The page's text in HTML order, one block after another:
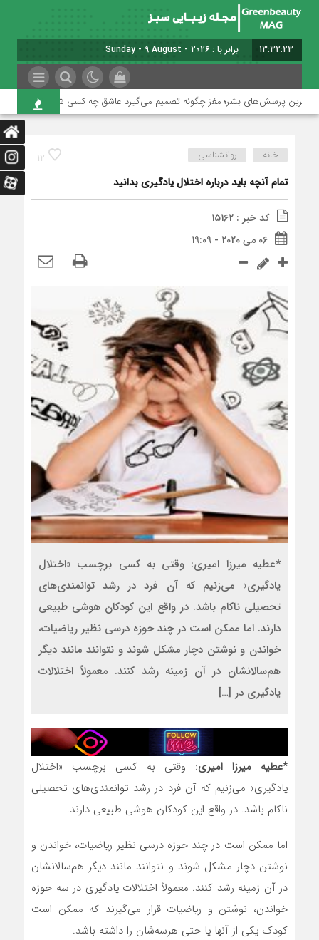
13:32:24 امروز : یکشنبه, ۱۸ مرداد , ۱۴۰۵
پرسش‌های بشر؛ مغز چگونه تصمیم می‌گیرد عاشق چه کسی شویم؟ پژوهش:
12 خانه روانشناسی
تمام آنچه باید درباره اختلال یادگیری بدانید
کد خبر : 15162
06 می 2020 - 19:09
*عطیه میرزا امیری: وقتی به کسی برچسب «اختلال
یادگیری» می‌زنیم که آن فرد در رشد توانمندی‌های
تحصیلی ناکام باشد. در واقع این کودکان هوشی طبیعی
دارند. اما ممکن است در چند حوزه درسی نظیر ریاضیات،
خواندن و نوشتن دچار مشکل شوند و نتوانند مانند دیگر
هم‌سالانشان در آن زمینه رشد کنند‎.‎ معمولاً اختلالات
یادگیری در […]
*عطیه میرزا امیری: وقتی به کسی برچسب «اختلال
یادگیری» می‌زنیم که آن فرد در رشد توانمندی‌های تحصیلی
ناکام باشد. در واقع این کودکان هوشی طبیعی دارند.
اما ممکن است در چند حوزه درسی نظیر ریاضیات، خواندن و
نوشتن دچار مشکل شوند و نتوانند مانند دیگر هم‌سالانشان
در آن زمینه رشد کنند‎.‎ معمولاً اختلالات یادگیری در سه حوزه
خواندن، نوشتن و ریاضیات قرار می‌گیرند که ممکن است
کودک یکی از آنها یا حتی هرسه‌شان را داشته باشد‎.‎